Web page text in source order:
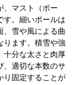
、マスト（ポー
す。細いポールは
、雪や風による曲
ります。積雪や強
十分な太さと肉厚
、適切な本数のサ
り固定することが